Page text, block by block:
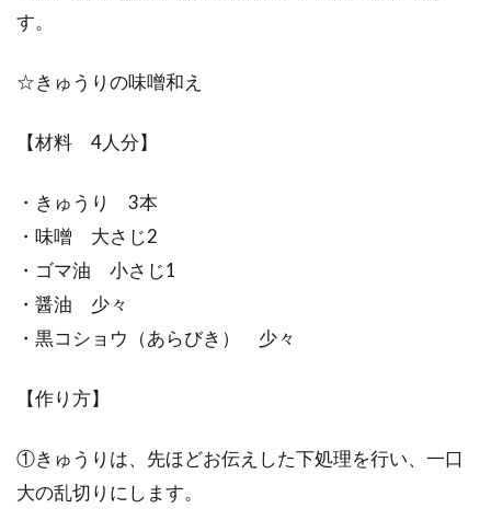
す。
☆きゅうりの味噌和え
【材料 4人分】
・きゅうり 3本
・味噌 大さじ2
・ゴマ油 小さじ1
・醤油 少々
・黒コショウ（あらびき） 少々
【作り方】
①きゅうりは、先ほどお伝えした下処理を行い、一口
大の乱切りにします。